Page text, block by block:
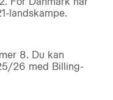
landskampe.
8. Du kan
26 med Billing-